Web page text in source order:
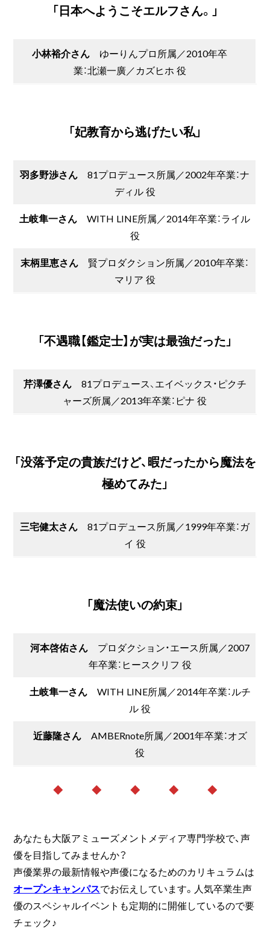
「日本へようこそエルフさん。」
小林裕介さん ゆーりんプロ所属／2010年卒
業：北瀬一廣／カズヒホ 役
「妃教育から逃げたい私」
羽多野渉さん 81プロデュース所属／2002年卒業：ナ
ディル 役
土岐隼一さん WITH LINE所属／2014年卒業：ライル
役
末柄里恵さん 賢プロダクション所属／2010年卒業：
マリア 役
「不遇職【鑑定士】が実は最強だった」
芹澤優さん81プロデュース、エイベックス・ピクチ
ャーズ所属／2013年卒業：ピナ 役
「没落予定の貴族だけど、暇だったから魔法を
極めてみた」
三宅健太さん 81プロデュース所属／1999年卒業：ガ
イ 役
「魔法使いの約束」
河本啓佑さん プロダクション・エース所属／2007
年卒業：ヒースクリフ 役
土岐隼一さんWITH LINE所属／2014年卒業：ルチ
ル 役
近藤隆さんAMBERnote所属／2001年卒業：オズ
役
◆ ◆ ◆ ◆ ◆
あなたも大阪アミューズメントメディア専門学校で、声
優を目指してみませんか？
声優業界の最新情報や声優になるためのカリキュラムは
オープンキャンパスでお伝えしています。人気卒業生声
優のスペシャルイベントも定期的に開催しているので要
チェック♪